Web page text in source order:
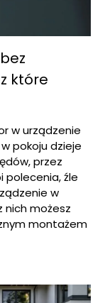
które
w urządzenie
pokoju dzieje
przez
źle
w
nich możesz
montażem